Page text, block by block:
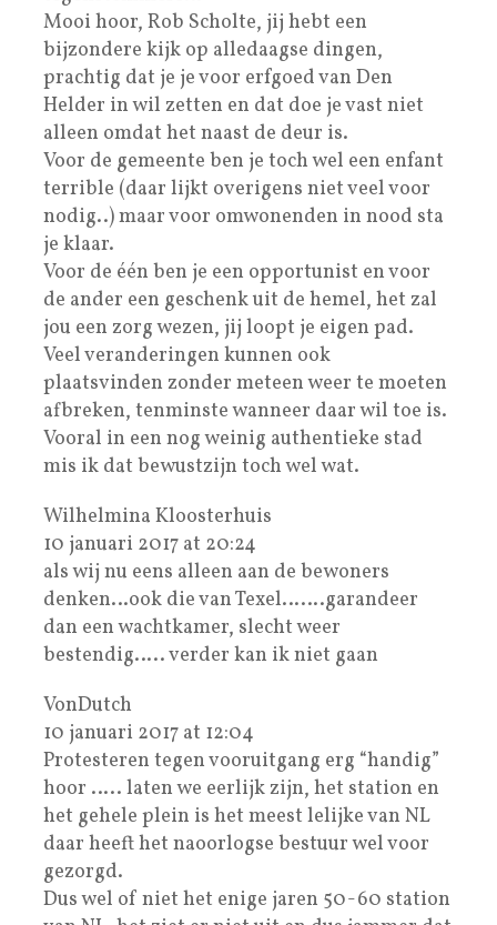
Mooi hoor, Rob Scholte, jij hebt een
bijzondere kijk op alledaagse dingen,
prachtig dat je je voor erfgoed van Den
Helder in wil zetten en dat doe je vast niet
alleen omdat het naast de deur is.
Voor de gemeente ben je toch wel een enfant
terrible (daar lijkt overigens niet veel voor
nodig..) maar voor omwonenden in nood sta
je klaar.
Voor de één ben je een opportunist en voor
de ander een geschenk uit de hemel, het zal
jou een zorg wezen, jij loopt je eigen pad.
Veel veranderingen kunnen ook
plaatsvinden zonder meteen weer te moeten
afbreken, tenminste wanneer daar wil toe is.
Vooral in een nog weinig authentieke stad
mis ik dat bewustzijn toch wel wat.
Wilhelmina Kloosterhuis
10 januari 2017 at 20:24
als wij nu eens alleen aan de bewoners
denken…ook die van Texel…….garandeer
dan een wachtkamer, slecht weer
bestendig….. verder kan ik niet gaan
VonDutch
10 januari 2017 at 12:04
Protesteren tegen vooruitgang erg “handig”
hoor ….. laten we eerlijk zijn, het station en
het gehele plein is het meest lelijke van NL
daar heeft het naoorlogse bestuur wel voor
gezorgd.
Dus wel of niet het enige jaren 50-60 station